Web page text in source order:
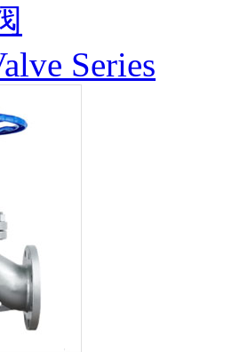
Series